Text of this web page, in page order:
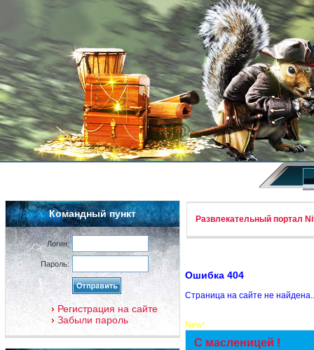
Командный пункт
Логин:
Пароль:
Регистрация на сайте
Забыли пароль
Развлекательный портал
Ошибка 404
Страница на сайте не
New!
С масленицей !